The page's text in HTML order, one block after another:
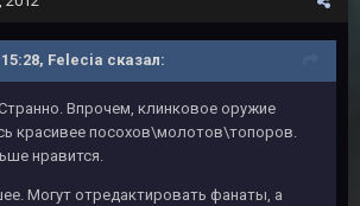
Felecia сказал:
Впрочем, клинковое оружие
красивее посохов\молотов\топоров.
нравится.
Могут отредактировать фанаты, а